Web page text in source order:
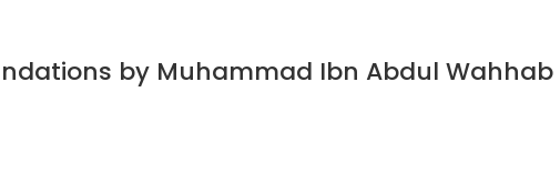
by Muhammad Ibn Abdul Wahhab